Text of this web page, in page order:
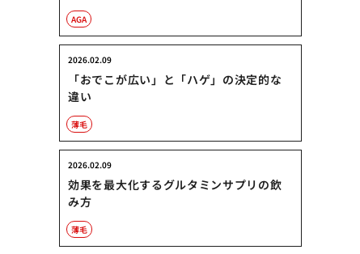
AGA
「おでこが広い」と「ハゲ」の決定的な
違い
2026.02.09
薄毛
効果を最大化するグルタミンサプリの飲
み方
2026.02.09
薄毛